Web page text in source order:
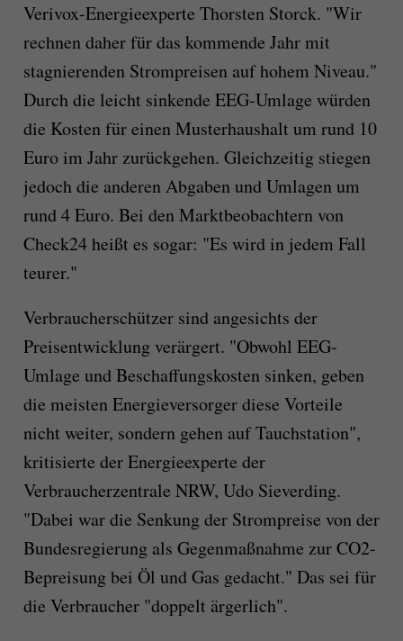
Verivox-Energieexperte Thorsten Storck. "Wir
rechnen daher für das kommende Jahr mit
stagnierenden Strompreisen auf hohem Niveau."
Durch die leicht sinkende EEG-Umlage würden
die Kosten für einen Musterhaushalt um rund 10
Euro im Jahr zurückgehen. Gleichzeitig stiegen
jedoch die anderen Abgaben und Umlagen um
rund 4 Euro. Bei den Marktbeobachtern von
Check24 heißt es sogar: "Es wird in jedem Fall
teurer."
Verbraucherschützer sind angesichts der
Preisentwicklung verärgert. "Obwohl EEG-
Umlage und Beschaffungskosten sinken, geben
die meisten Energieversorger diese Vorteile
nicht weiter, sondern gehen auf Tauchstation",
kritisierte der Energieexperte der
Verbraucherzentrale NRW, Udo Sieverding.
"Dabei war die Senkung der Strompreise von der
Bundesregierung als Gegenmaßnahme zur CO2-
Bepreisung bei Öl und Gas gedacht." Das sei für
die Verbraucher "doppelt ärgerlich".